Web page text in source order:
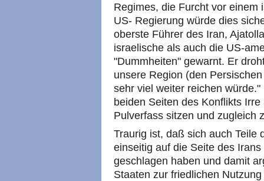
Regimes, die Furcht vor einem
US- Regierung würde dies
oberste Führer des Iran,
israelische als auch die US-
"Dummheiten" gewarnt. Er
unsere Region (den
sehr viel weiter reichen
beiden Seiten des Konflikts
Pulverfass sitzen und zugleich
Traurig ist, daß sich auch Teile
einseitig auf die Seite des
geschlagen haben und damit
Staaten zur friedlichen